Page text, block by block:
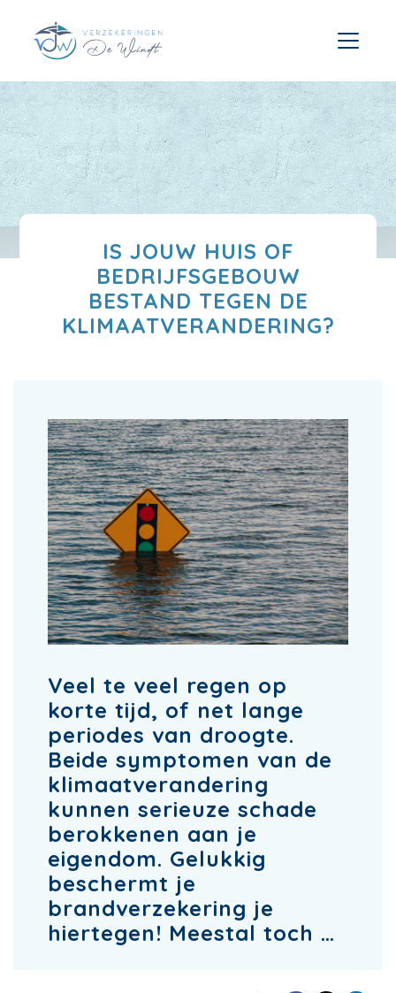
IS JOUW HUIS OF
BEDRIJFSGEBOUW
BESTAND TEGEN DE
KLIMAATVERANDERING?
Veel te veel regen op
korte tijd, of net lange
periodes van droogte.
Beide symptomen van de
klimaatverandering
kunnen serieuze schade
berokkenen aan je
eigendom. Gelukkig
beschermt je
brandverzekering je
hiertegen! Meestal toch …